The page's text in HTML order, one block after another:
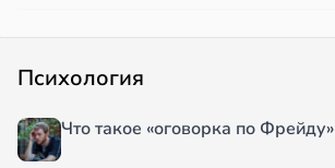
Психология
Что такое «оговорка по Фрейду»